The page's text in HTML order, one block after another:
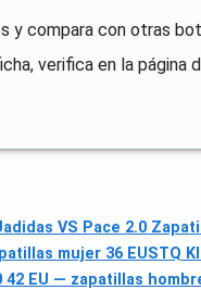
y compara con otras
verifica en la página
adidas VS Pace 2.0
mujer 36 EUSTQ
42 EU — zapatillas